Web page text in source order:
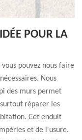
POUR LA
pouvez nous faire
Nous
des murs permet
réparer les
Cet enduit
et de l'usure.